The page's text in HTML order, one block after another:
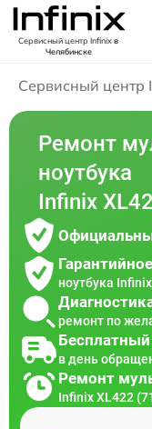
Сервисный центр Infinixв
Челябинске
Сервисный центр
Ремонт
ноутбука
Infinix
ноутбука
ремонт по
в день
Ремонт
Infinix XL422